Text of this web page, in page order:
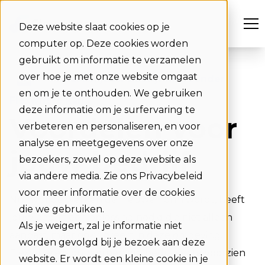
Deze website slaat cookies op je
computer op. Deze cookies worden
gebruikt om informatie te verzamelen
over hoe je met onze website omgaat
en om je te onthouden. We gebruiken
deze informatie om je surfervaring te
verbeteren en personaliseren, en voor
analyse en meetgegevens over onze
bezoekers, zowel op deze website als
via andere media. Zie ons Privacybeleid
voor meer informatie over de cookies
die we gebruiken.
Als je weigert, zal je informatie niet
worden gevolgd bij je bezoek aan deze
website. Er wordt een kleine cookie in je
Waarom jouw bedrijf niet zonder
Flexwhere kan
Voordelen voor
jouw bedrijf
Nu hybride werken de nieuwe norm wordt, heeft
jouw bedrijf een oplossing nodig die niet alleen
aanpast, maar ook floreert in deze omgeving.
Flexwhere is ontworpen om bedrijven te voorzien